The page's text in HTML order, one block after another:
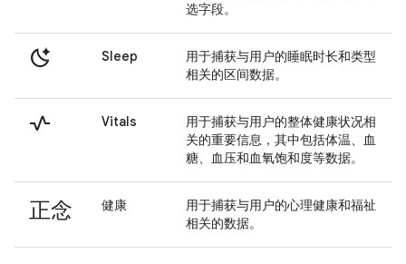
选字段。
sleep_auto Sleep
用于捕获与用户的睡眠时长和类型
相关的区间数据。
vital_signs Vitals
用于捕获与用户的整体健康状况相
关的重要信息，其中包括体温、血
糖、血压和血氧饱和度等数据。
正念 健康
用于捕获与用户的心理健康和福祉
相关的数据。